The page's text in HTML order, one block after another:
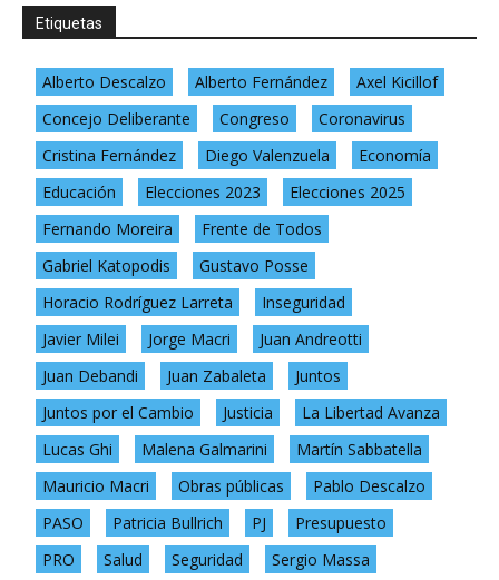
Etiquetas
Alberto Descalzo Alberto Fernández
Axel Kicillof
Concejo Deliberante
Congreso
Coronavirus
Cristina Fernández
Diego Valenzuela
Economía
Educación
Elecciones 2023
Elecciones 2025
Fernando Moreira
Frente de Todos
Gabriel Katopodis
Gustavo Posse
Horacio Rodríguez Larreta
Inseguridad
Javier Milei
Jorge Macri
Juan Andreotti
Juan Debandi
Juan Zabaleta
Juntos
Juntos por el Cambio
Justicia
La Libertad Avanza
Lucas Ghi
Malena Galmarini
Martín Sabbatella
Mauricio Macri
Obras públicas
Pablo Descalzo
PASO
Patricia Bullrich PJ
Presupuesto
PRO
Salud Seguridad
Sergio Massa